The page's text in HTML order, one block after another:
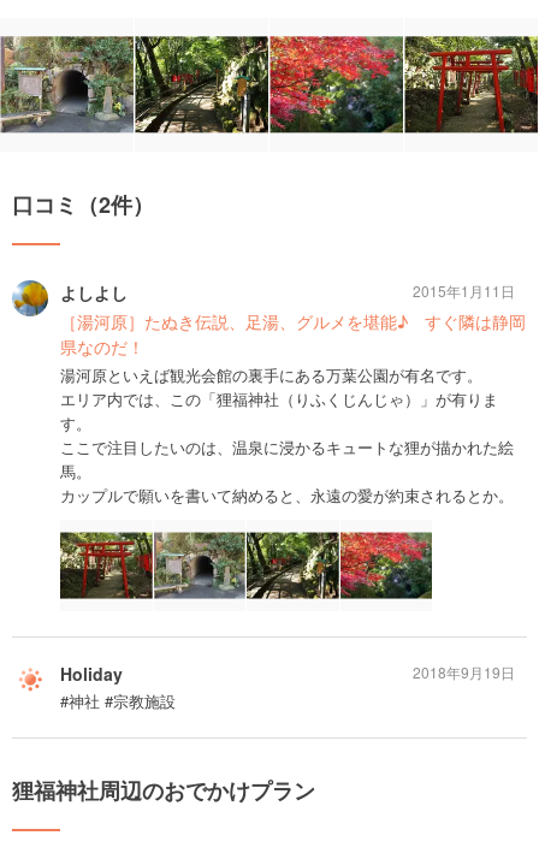
口コミ（2件）
よしよし
［湯河原］たぬき伝説、足湯、グルメを堪能♪ すぐ隣は静岡
県なのだ！
湯河原といえば観光会館の裏手にある万葉公園が有名です。
エリア内では、この「狸福神社（りふくじんじゃ）」が有りま
す。
ここで注目したいのは、温泉に浸かるキュートな狸が描かれた絵
馬。
カップルで願いを書いて納めると、永遠の愛が約束されるとか。
2015年1月11日
Holiday
#神社 #宗教施設
2018年9月19日
狸福神社周辺のおでかけプラン